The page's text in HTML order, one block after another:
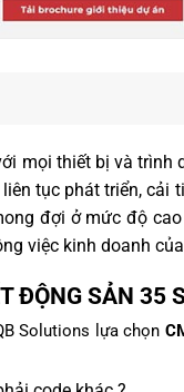
mọi thiết bị và trình
tục phát triển, cải
đợi ở mức độ
việc kinh doanh
ĐỘNG SẢN 35
Solutions lựa chọn